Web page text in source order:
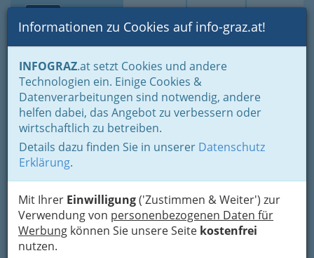
Suche Login Toggle
Informationen zu Cookies auf info-graz.at!
INFOGRAZ.at setzt Cookies und andere
Technologien ein. Einige Cookies &
Datenverarbeitungen sind notwendig, andere
helfen dabei, das Angebot zu verbessern oder
wirtschaftlich zu betreiben.
Details dazu finden Sie in unserer Datenschutz
Erklärung.
Mit Ihrer Einwilligung('Zustimmen & Weiter') zur
Verwendung von personenbezogenen Daten für
Werbung können Sie unsere Seite kostenfrei
nutzen.
Home Branchen
Einkaufen & Schenken - der Handel
Handel in Graz
Dinge des täglichen Lebens
Lebensmittelhandel allgemein
Billa Aktiengesellschaft
Petrifelderstraße 16, 8042 Graz-St.Peter
+43 3466 43760
+43 2236 600 6890
Karte